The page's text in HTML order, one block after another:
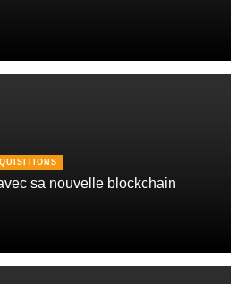
sa nouvelle blockchain